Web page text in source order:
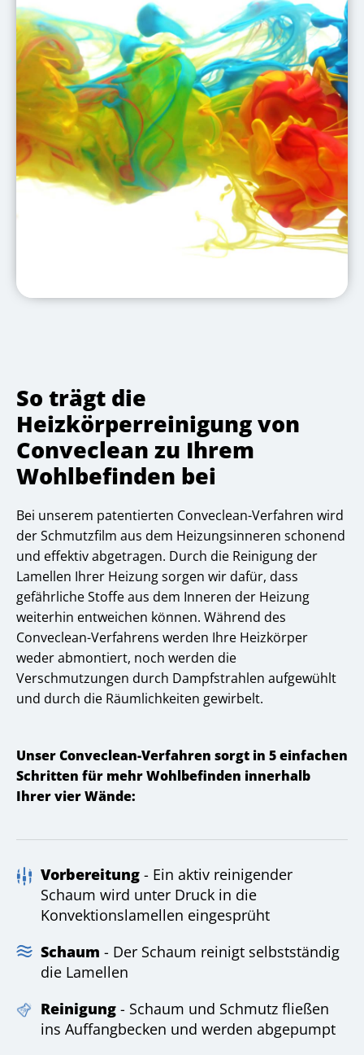
So trägt die
Heizkörperreinigung von
Conveclean zu Ihrem
Wohlbefinden bei
Bei unserem patentierten Conveclean-Verfahren wird
der Schmutzfilm aus dem Heizungsinneren schonend
und effektiv abgetragen. Durch die Reinigung der
Lamellen Ihrer Heizung sorgen wir dafür, dass
gefährliche Stoffe aus dem Inneren der Heizung
weiterhin entweichen können. Während des
Conveclean-Verfahrens werden Ihre Heizkörper
weder abmontiert, noch werden die
Verschmutzungen durch Dampfstrahlen aufgewühlt
und durch die Räumlichkeiten gewirbelt.
Unser Conveclean-Verfahren sorgt in 5 einfachen
Schritten für mehr Wohlbefinden innerhalb
Ihrer vier Wände:
Vorbereitung - Ein aktiv reinigender
Schaum wird unter Druck in die
Konvektionslamellen eingesprüht
Schaum - Der Schaum reinigt selbstständig
die Lamellen
Reinigung - Schaum und Schmutz fließen
ins Auffangbecken und werden abgepumpt